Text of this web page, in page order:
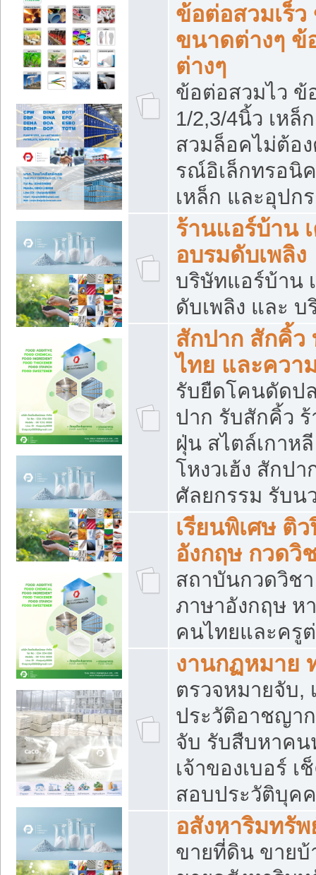
ข้อต่อสวมเร็
ขนาดต่างๆ ข้
ต่างๆ
ข้อต่อสวมไว ข้
1/2,3/4นิ้ว เหล็
สวมล็อคไม่ต้อ
รณ์อิเล็กทรอนิ
เหล็ก และอุปก
ร้านแอร์บ้าน
อบรมดับเพลิง
บริษัทแอร์บ้าน
ดับเพลิง และ
สักปาก สักคิ้
ไทย และควา
รับยืดโคนดัดป
ปาก รับสักคิ้ว
ฝุ่น สไตล์เกาห
โหงวเฮ้ง สักป
ศัลยกรรม รับน
เรียนพิเศษ ติ
อังกฤษ กวดวิ
สถาบันกวดวิช
ภาษาอังกฤษ ห
คนไทยและครู
งานกฏหมาย
ตรวจหมายจับ,
ประวัติอาชญา
จับ รับสืบหาคน
เจ้าของเบอร์
สอบประวัติบุค
อสังหาริมทรัพ
ขายที่ดิน ขายบ้